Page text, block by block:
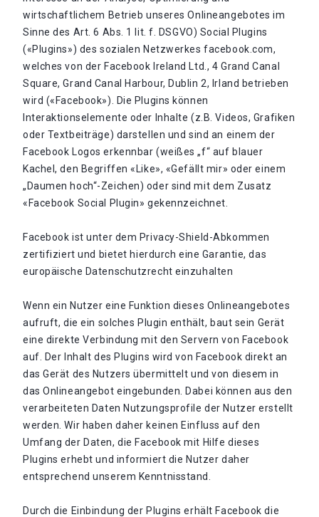
wirtschaftlichem Betrieb unseres Onlineangebotes im
Sinne des Art. 6 Abs. 1 lit. f. DSGVO) Social Plugins
(«Plugins») des sozialen Netzwerkes facebook.com,
welches von der Facebook Ireland Ltd., 4 Grand Canal
Square, Grand Canal Harbour, Dublin 2, Irland betrieben
wird («Facebook»). Die Plugins können
Interaktionselemente oder Inhalte (z.B. Videos, Grafiken
oder Textbeiträge) darstellen und sind an einem der
Facebook Logos erkennbar (weißes „f“ auf blauer
Kachel, den Begriffen «Like», «Gefällt mir» oder einem
„Daumen hoch“-Zeichen) oder sind mit dem Zusatz
«Facebook Social Plugin» gekennzeichnet.
Facebook ist unter dem Privacy-Shield-Abkommen
zertifiziert und bietet hierdurch eine Garantie, das
europäische Datenschutzrecht einzuhalten
Wenn ein Nutzer eine Funktion dieses Onlineangebotes
aufruft, die ein solches Plugin enthält, baut sein Gerät
eine direkte Verbindung mit den Servern von Facebook
auf. Der Inhalt des Plugins wird von Facebook direkt an
das Gerät des Nutzers übermittelt und von diesem in
das Onlineangebot eingebunden. Dabei können aus den
verarbeiteten Daten Nutzungsprofile der Nutzer erstellt
werden. Wir haben daher keinen Einfluss auf den
Umfang der Daten, die Facebook mit Hilfe dieses
Plugins erhebt und informiert die Nutzer daher
entsprechend unserem Kenntnisstand.
Durch die Einbindung der Plugins erhält Facebook die